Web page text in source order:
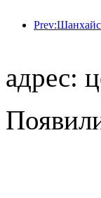
адрес: